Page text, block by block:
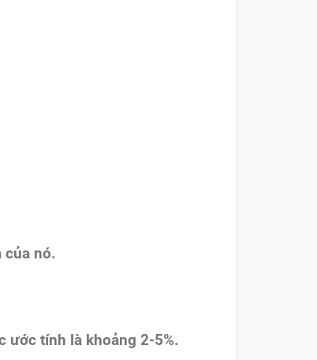
của nó.
ước tính là khoảng 2-5%.